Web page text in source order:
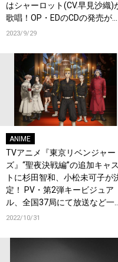
はシャーロット(CV.早見沙織)
歌唱！OP・EDのCDの発売が決
定！
2023/9/29
ANIME
TVアニメ『東京リベンジャー
ズ』“聖夜決戦編”の追加キャス
トに杉田智和、小松未可子が
定！ PV・第2弾キービジュア
ル、全国37局にて放送など一斉
解禁！
2022/10/31